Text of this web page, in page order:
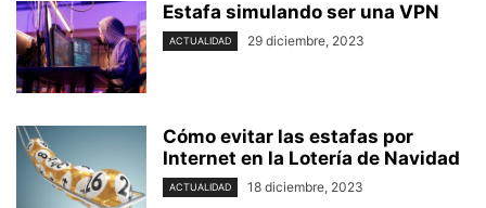
Estafa simulando ser una VPN
ACTUALIDAD 29 diciembre, 2023
Cómo evitar las estafas por
Internet en la Lotería de Navidad
ACTUALIDAD 18 diciembre, 2023